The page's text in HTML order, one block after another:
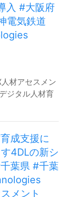
入 #大阪府
電気鉄道
材アセスメン
ジタル人材育
成支援に
4DLの新シ
葉県 #千葉
メント